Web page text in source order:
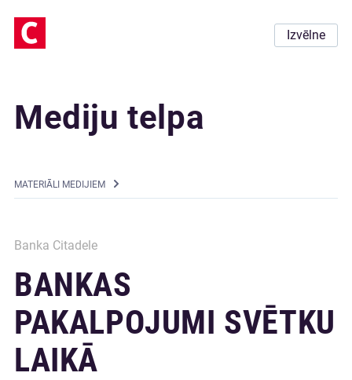
Izvēlne
Mediju telpa
MATERIĀLI MEDIJIEM
Banka Citadele
BANKAS
PAKALPOJUMI SVĒTKU
LAIKĀ